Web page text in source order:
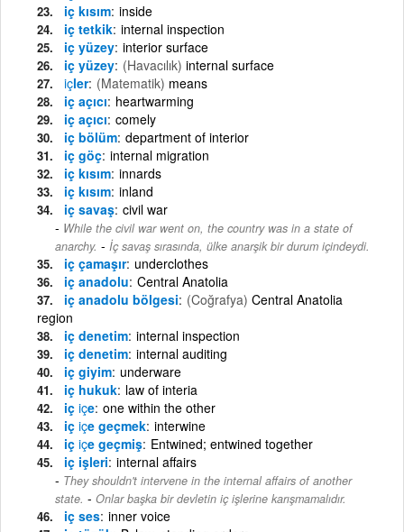
iç kısım inside
iç tetkik internal inspection
iç yüzey interior surface
iç yüzey (Havacılık) internal surface
içler (Matematik) means
iç açıcı heartwarming
iç açıcı comely
iç bölüm department of interior
iç göç internal migration
iç kısım innards
iç kısım inland
iç savaş civil war
While the civil war went on, the country was in a state of
anarchy. - İç savaş sırasında, ülke anarşik bir durum içindeydi.
iç çamaşır underclothes
iç anadolu Central Anatolia
iç anadolu bölgesi (Coğrafya) Central Anatolia
region
iç denetim internal inspection
iç denetim internal auditing
iç giyim underware
iç hukuk law of interia
iç içe one within the other
iç içe geçmek interwine
iç içe geçmiş Entwined; entwined together
iç işleri internal affairs
They shouldn't intervene in the internal affairs of another
state. - Onlar başka bir devletin iç işlerine karışmamalıdır.
iç ses inner voice